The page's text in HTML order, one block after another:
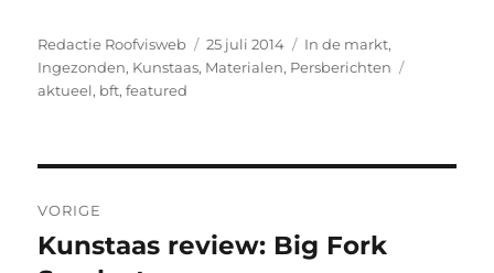
Auteur
Redactie Roofvisweb
Geplaatst
op
25 juli 2014 Categorieën
In de markt,
Ingezonden, Kunstaas, Materialen, Persberichten
aktueel, bft,featured
navigatie
VORIGE
Vorig
Kunstaas review: Big Fork